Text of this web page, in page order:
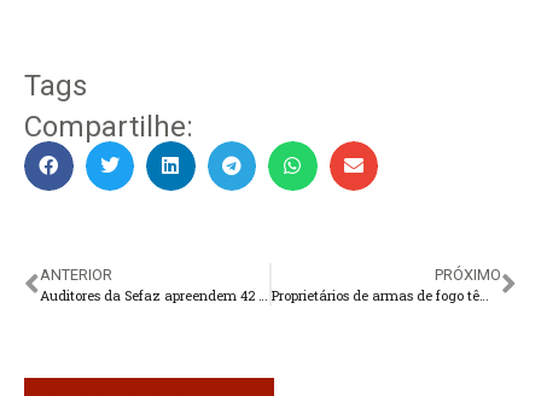
Tags
Compartilhe:
ANTERIOR
PRÓXIMO